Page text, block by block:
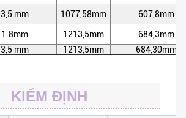
3,5 mm 1077,58mm 607,8mm
1.8mm 1213,5mm
684,3mm
3,5 mm 1213,5mm 684,30mm
KIỂM ĐỊNH